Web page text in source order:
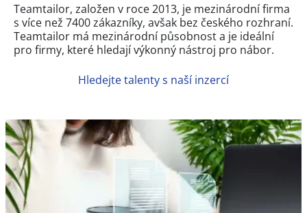
Teamtailor, založen v roce 2013, je mezinárodní firma
s více než 7400 zákazníky, avšak bez českého rozhraní.
Teamtailor má mezinárodní působnost a je ideální
pro firmy, které hledají výkonný nástroj pro nábor.
Hledejte talenty s naší inzercí